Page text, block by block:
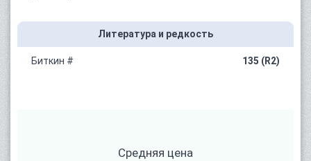
Литература и редкость
Биткин # 135 (R2)
Средняя цена